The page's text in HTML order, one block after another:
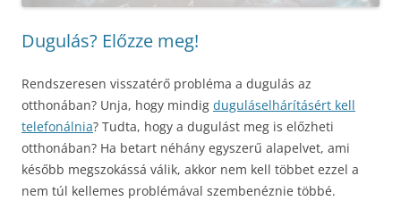
Dugulás? Előzze meg!
Rendszeresen visszatérő probléma a dugulás az
otthonában? Unja, hogy mindig duguláselhárításért kell
telefonálnia? Tudta, hogy a dugulást meg is előzheti
otthonában? Ha betart néhány egyszerű alapelvet, ami
később megszokássá válik, akkor nem kell többet ezzel a
nem túl kellemes problémával szembenéznie többé.